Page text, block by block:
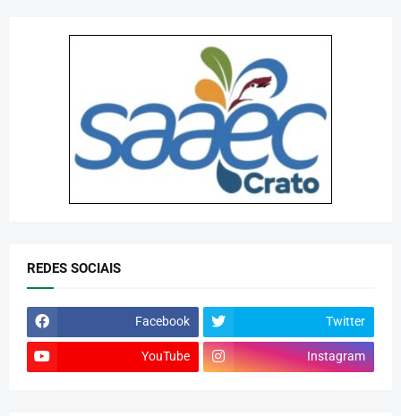
REDES SOCIAIS
Facebook Twitter
YouTube Instagram